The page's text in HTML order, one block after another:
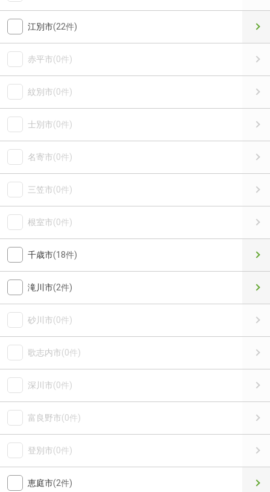
江別市(22件)
赤平市(0件)
紋別市(0件)
士別市(0件)
名寄市(0件)
三笠市(0件)
根室市(0件)
千歳市(18件)
滝川市(2件)
砂川市(0件)
歌志内市(0件)
深川市(0件)
富良野市(0件)
登別市(0件)
恵庭市(2件)